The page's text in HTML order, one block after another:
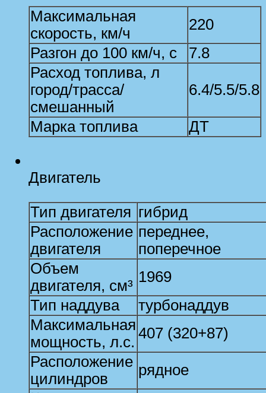
Максимальная
скорость, км/ч
220
Разгон до 100 км/ч, с
7.8
Расход топлива, л
город/трасса/
смешанный
6.4/5.5/5.8
Марка топлива ДТ
Двигатель
Тип двигателя гибрид
Расположение
двигателя
переднее,
поперечное
Объем
двигателя, см³
1969
Тип наддува
турбонаддув
Максимальная
мощность, л.с.
407 (320+87)
Расположение
цилиндров
рядное